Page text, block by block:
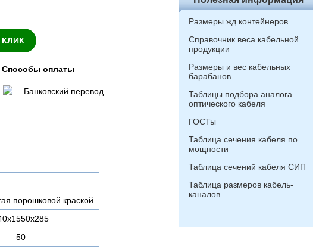
Способы оплаты
Банковский перевод
порошковой краской
50
Размеры жд контейнеров
Справочник веса кабельной
продукции
Размеры и вес кабельных
барабанов
Таблицы подбора аналога
оптического кабеля
ГОСТы
Таблица сечения кабеля по
мощности
Таблица сечений кабеля СИП
Таблица размеров кабель-
каналов